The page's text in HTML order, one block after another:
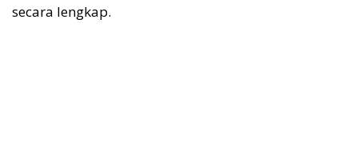
secara lengkap.